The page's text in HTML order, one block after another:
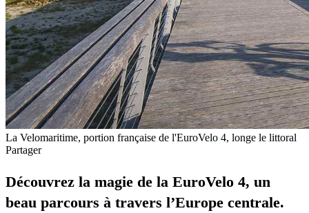
La Velomaritime, portion française de l'EuroVelo 4, longe le littoral
Partager
Découvrez la magie de la EuroVelo 4, un
beau parcours à travers l’Europe centrale.